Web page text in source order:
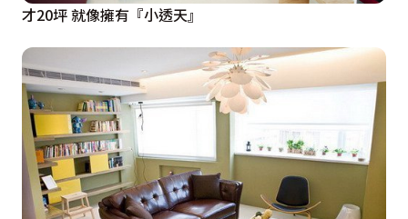
才20坪 就像擁有『小透天』